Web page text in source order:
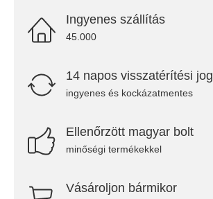
Ingyenes szállítás
45.000
14 napos visszatérítési jog
ingyenes és kockázatmentes
Ellenőrzött magyar bolt
minőségi termékekkel
Vásároljon bármikor